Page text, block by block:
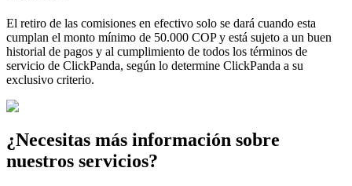
El retiro de las comisiones en efectivo solo se dará cuando esta
cumplan el monto mínimo de 50.000 COP y está sujeto a un buen
historial de pagos y al cumplimiento de todos los términos de
servicio de ClickPanda, según lo determine ClickPanda a su
exclusivo criterio.
¿Necesitas más información sobre
nuestros servicios?